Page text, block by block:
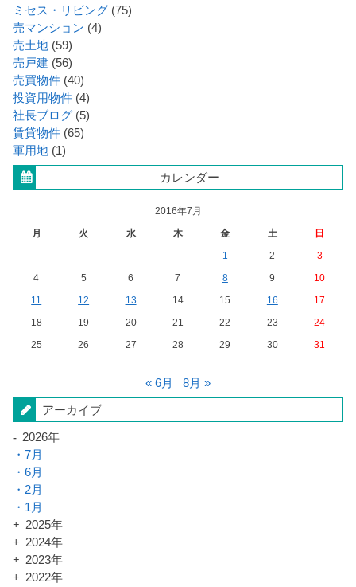
ミセス・リビング (75)
売マンション (4)
売土地 (59)
売戸建 (56)
売買物件 (40)
投資用物件 (4)
社長ブログ (5)
賃貸物件 (65)
軍用地 (1)
カレンダー
2016年7月
月
火 水 木 金 土
日
1
2
3
4
5 6 7 8 9
10
11
12 13 14 15 16
17
18
19 20 21 22 23
24
25
26 27 28 29 30 31
« 6月 8月 »
アーカイブ
2026年
7月
6月
2月
1月
2025年
2024年
2023年
2022年